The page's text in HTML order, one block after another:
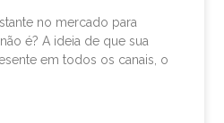
no mercado para
é? A ideia de que sua
em todos os canais, o